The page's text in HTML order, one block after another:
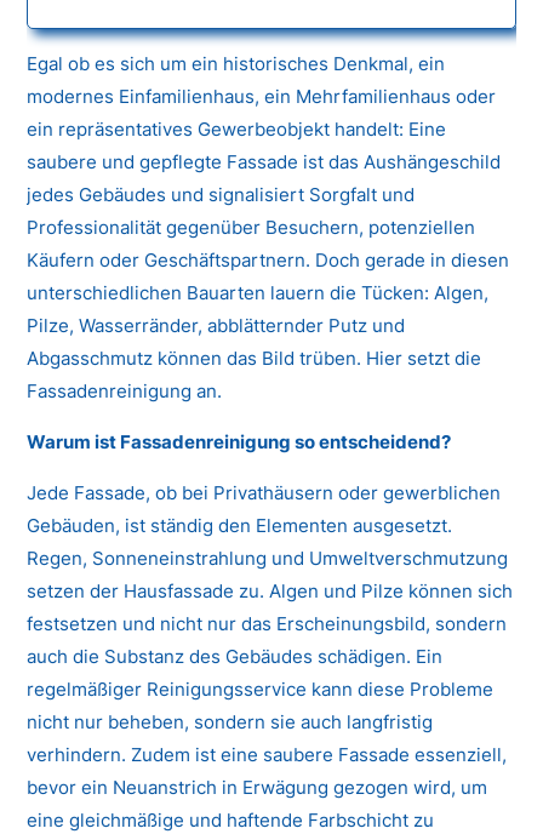
Egal ob es sich um ein historisches Denkmal, ein
modernes Einfamilienhaus, ein Mehrfamilienhaus oder
ein repräsentatives Gewerbeobjekt handelt: Eine
saubere und gepflegte Fassade ist das Aushängeschild
jedes Gebäudes und signalisiert Sorgfalt und
Professionalität gegenüber Besuchern, potenziellen
Käufern oder Geschäftspartnern. Doch gerade in diesen
unterschiedlichen Bauarten lauern die Tücken: Algen,
Pilze, Wasserränder, abblätternder Putz und
Abgasschmutz können das Bild trüben. Hier setzt die
Fassadenreinigung an.
Warum ist Fassadenreinigung so entscheidend?
Jede Fassade, ob bei Privathäusern oder gewerblichen
Gebäuden, ist ständig den Elementen ausgesetzt.
Regen, Sonneneinstrahlung und Umweltverschmutzung
setzen der Hausfassade zu. Algen und Pilze können sich
festsetzen und nicht nur das Erscheinungsbild, sondern
auch die Substanz des Gebäudes schädigen. Ein
regelmäßiger Reinigungsservice kann diese Probleme
nicht nur beheben, sondern sie auch langfristig
verhindern. Zudem ist eine saubere Fassade essenziell,
bevor ein Neuanstrich in Erwägung gezogen wird, um
eine gleichmäßige und haftende Farbschicht zu